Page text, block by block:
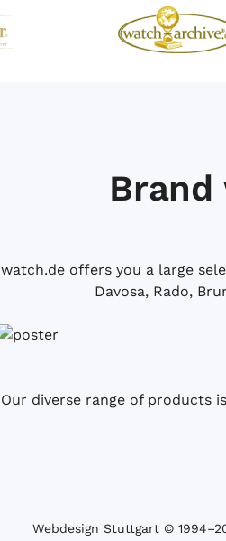
watch.de offers you a large
Davosa, Rado,
Our diverse range of products
Webdesign Stuttgart ©